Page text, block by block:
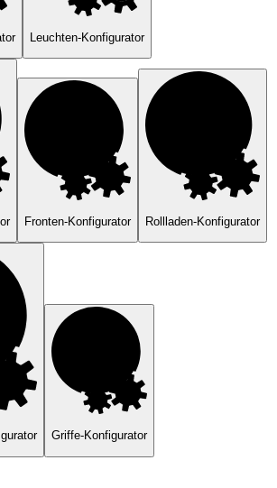
Leuchten-Konfigurator
Fronten-Konfigurator Rollladen-Konfigurator
Griffe-Konfigurator